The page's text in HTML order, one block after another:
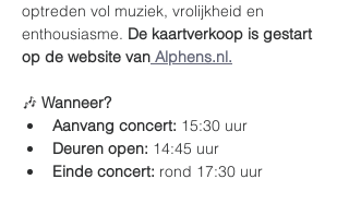
optreden vol muziek, vrolijkheid en
enthousiasme. De kaartverkoop is gestart
op de website van Alphens.nl.
🎶 Wanneer?
Aanvang concert: 15:30 uur
Deuren open: 14:45 uur
Einde concert: rond 17:30 uur